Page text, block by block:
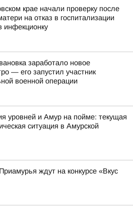
крае начали проверку после
на отказ в госпитализации
инфекционку
заработало новое
— его запустил участник
военной операции
уровней и Амур на пойме: текущая
ситуация в Амурской
ждут на конкурсе «Вкус